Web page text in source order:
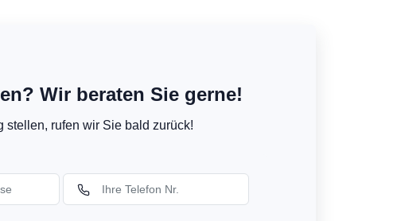
Wir beraten Sie gerne!
stellen, rufen wir Sie bald zurück!